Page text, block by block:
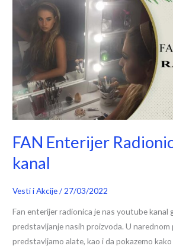
FAN Enterijer
kanal
Vesti i Akcije/ 27/03/2022
Fan enterijer radionica je nas youtube kanal
predstavljanje nasih proizvoda. U narednom
predstavljamo alate, kao i da pokazemo
Enterijer
Radionica
youtube
kanal